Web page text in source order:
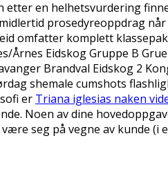
en helhetsvurdering
prosedyreoppdrag
omfatter komplett
Årnes Eidskog Gruppe B
Brandval Eidskog 2
shemale cumshots
er Triana iglesias naken
Noen av dine
seg på vegne av kunde (i